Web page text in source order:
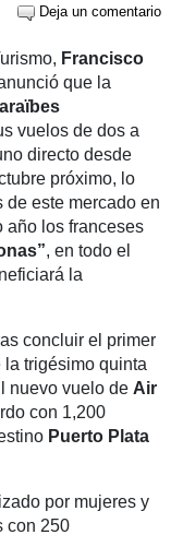
Deja un comentario
Francisco
que la
vuelos de dos a
directo desde
próximo, lo
este mercado en
año los franceses
, en todo el
la
concluir el primer
trigésimo quinta
nuevo vuelo de Air
con 1,200
Puerto Plata
por mujeres y
con 250